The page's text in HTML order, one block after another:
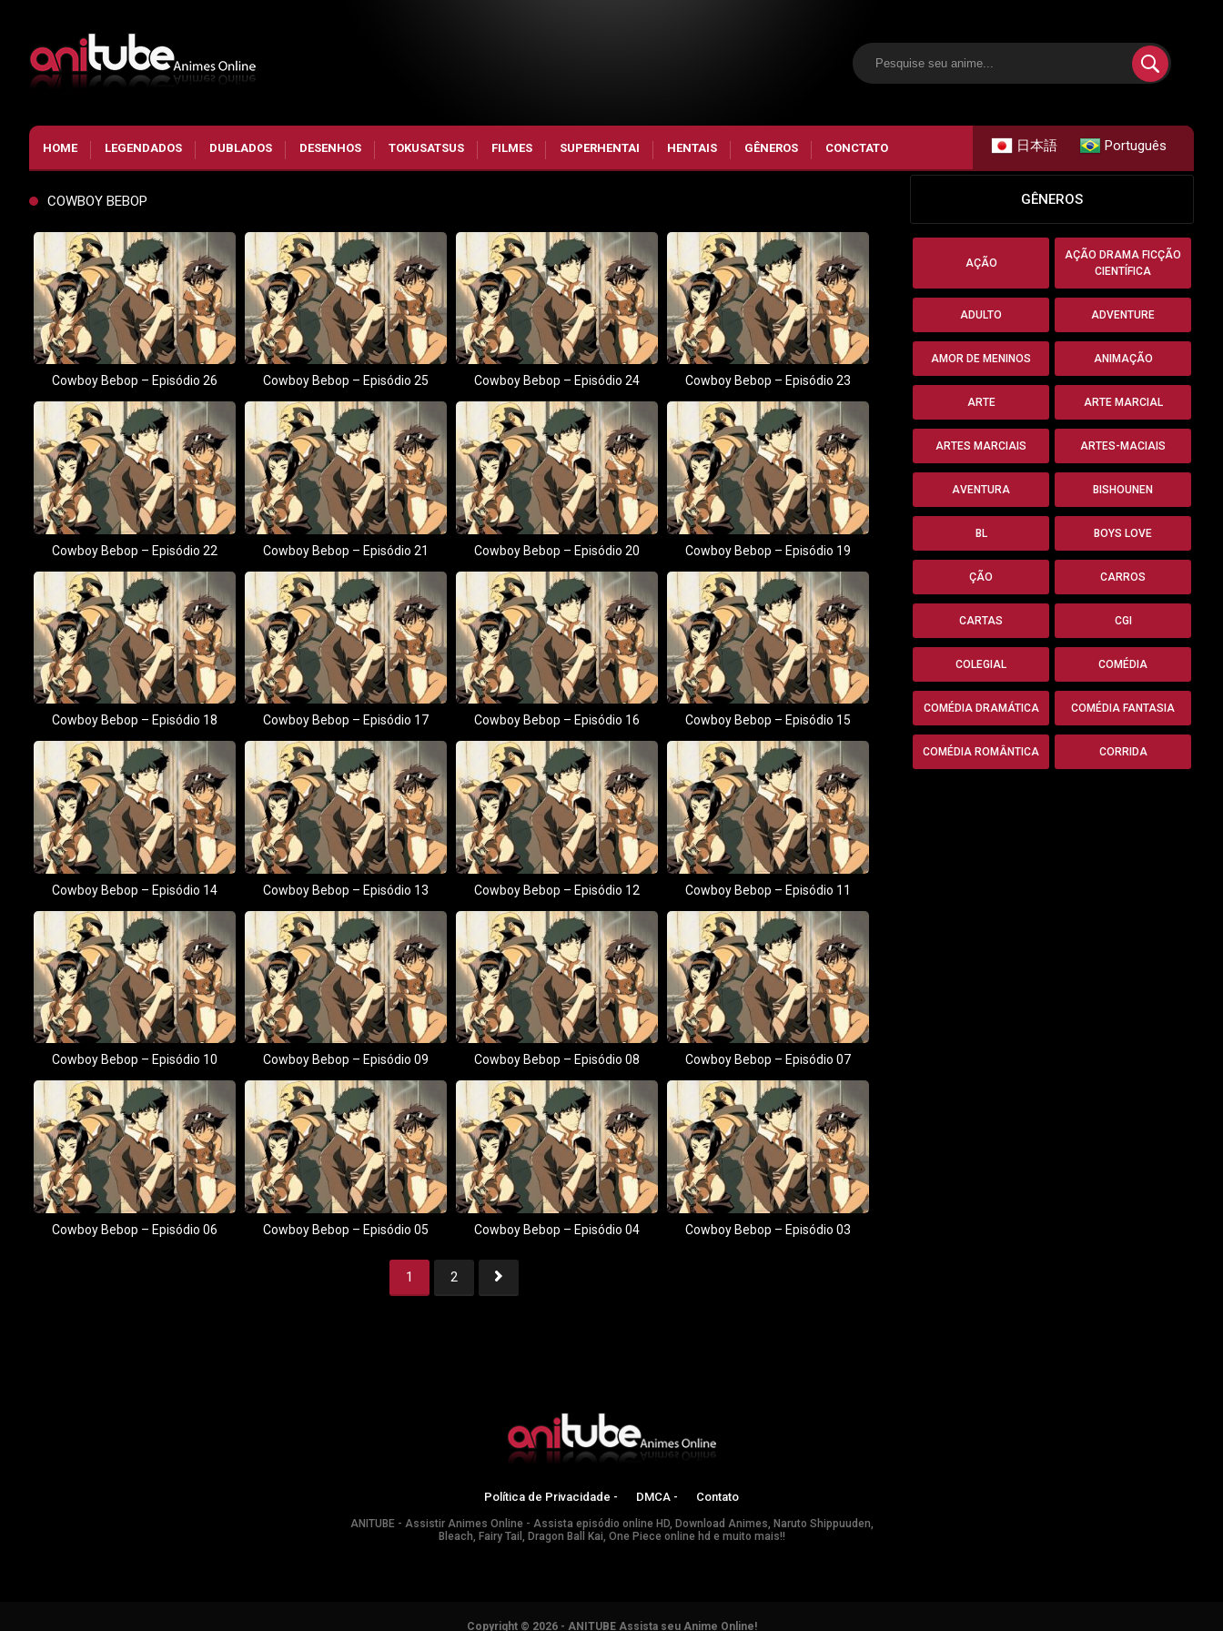
HOME LEGENDADOS DUBLADOS DESENHOS TOKUSATSUS FILMES SUPERHENTAI HENTAIS GÊNEROS CONCTATO 日本語 Português
COWBOY BEBOP
Cowboy Bebop – Episódio 26 Cowboy Bebop – Episódio 25 Cowboy Bebop – Episódio 24 Cowboy Bebop – Episódio 23
Cowboy Bebop – Episódio 22 Cowboy Bebop – Episódio 21 Cowboy Bebop – Episódio 20 Cowboy Bebop – Episódio 19
Cowboy Bebop – Episódio 18 Cowboy Bebop – Episódio 17 Cowboy Bebop – Episódio 16 Cowboy Bebop – Episódio 15
Cowboy Bebop – Episódio 14 Cowboy Bebop – Episódio 13 Cowboy Bebop – Episódio 12 Cowboy Bebop – Episódio 11
Cowboy Bebop – Episódio 10 Cowboy Bebop – Episódio 09 Cowboy Bebop – Episódio 08 Cowboy Bebop – Episódio 07
Cowboy Bebop – Episódio 06 Cowboy Bebop – Episódio 05 Cowboy Bebop – Episódio 04 Cowboy Bebop – Episódio 03
1
1
2
2
GÊNEROS
AÇÃO
AÇÃO DRAMA FICÇÃO
CIENTÍFICA
ADULTO ADVENTURE
AMOR DE MENINOS ANIMAÇÃO
ARTE ARTE MARCIAL
ARTES MARCIAIS ARTES-MACIAIS
AVENTURA BISHOUNEN
BL BOYS LOVE
ÇÃO CARROS
CARTAS CGI
COLEGIAL COMÉDIA
COMÉDIA DRAMÁTICA COMÉDIA FANTASIA
COMÉDIA ROMÂNTICA CORRIDA
Política de Privacidade - DMCA - Contato
ANITUBE - Assistir Animes Online - Assista episódio online HD, Download Animes, Naruto Shippuuden,
Bleach, Fairy Tail, Dragon Ball Kai, One Piece online hd e muito mais!!
Copyright © 2026 - ANITUBE Assista seu Anime Online!